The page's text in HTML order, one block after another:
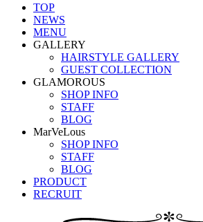
TOP
NEWS
MENU
GALLERY
HAIRSTYLE GALLERY
GUEST COLLECTION
GLAMOROUS
SHOP INFO
STAFF
BLOG
MarVeLous
SHOP INFO
STAFF
BLOG
PRODUCT
RECRUIT